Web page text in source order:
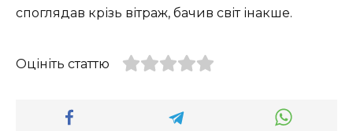
споглядав крізь вітраж, бачив світ інакше.
Оцініть статтю